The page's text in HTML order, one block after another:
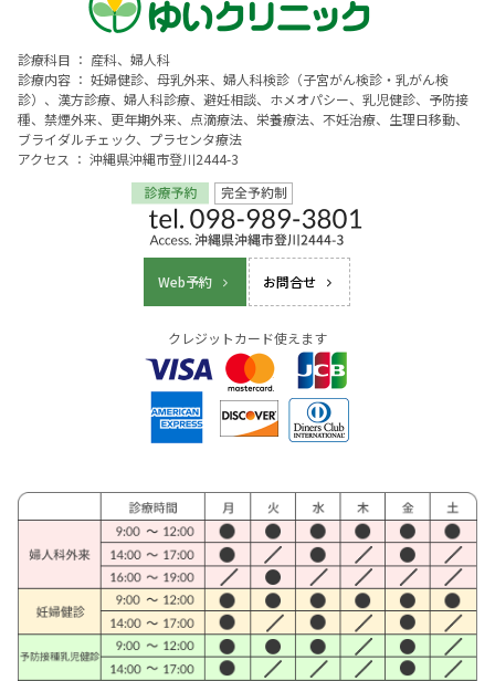
診療科目 ： 産科、婦人科
診療内容 ： 妊婦健診、母乳外来、婦人科検診（子宮がん検診・乳がん検
診）、漢方診療、婦人科診療、避妊相談、ホメオパシー、乳児健診、予防接
種、禁煙外来、更年期外来、点滴療法、栄養療法、不妊治療、生理日移動、
ブライダルチェック、プラセンタ療法
アクセス ： 沖縄県沖縄市登川2444-3
Web予約 お問合せ
クレジットカード使えます